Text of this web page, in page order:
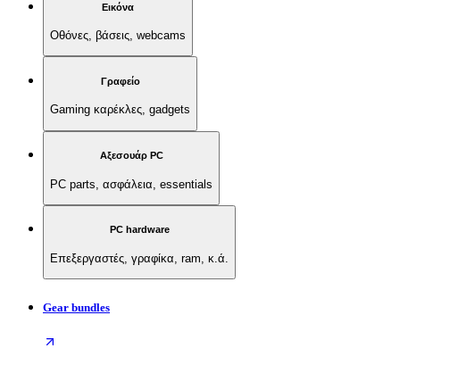
Εικόνα
Οθόνες, βάσεις, webcams
Γραφείο
Gaming καρέκλες, gadgets
Αξεσουάρ PC
PC parts, ασφάλεια, essentials
PC hardware
Επεξεργαστές, γραφίκα, ram, κ.ά.
Gear bundles